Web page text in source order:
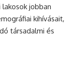
jobban
kihívásait,
társadalmi és